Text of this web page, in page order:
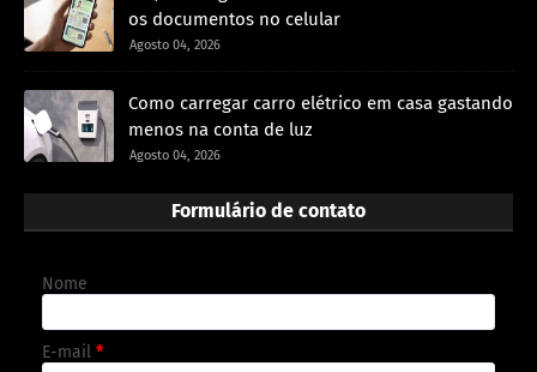
os documentos no celular
Agosto 04, 2026
Como carregar carro elétrico em casa gastando
menos na conta de luz
Agosto 04, 2026
Formulário de contato
Nome
E-mail *